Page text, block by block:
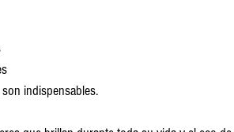
indispensables.